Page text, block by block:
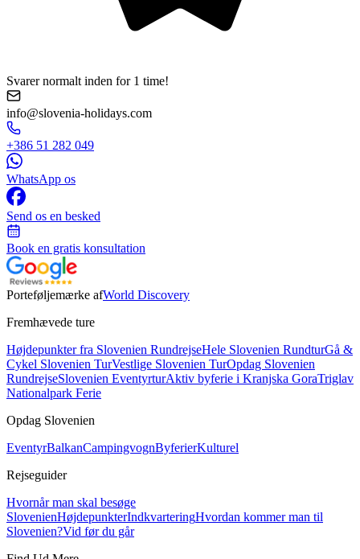
Svarer normalt inden for 1 time!
info@slovenia-holidays.com
+386 51 282 049
WhatsApp os
Send os en besked
Book en gratis konsultation
Porteføljemærke afWorld Discovery
Fremhævede ture
Højdepunkter fra Slovenien RundrejseHele Slovenien RundturGå &
Cykel Slovenien TurVestlige Slovenien TurOpdag Slovenien
RundrejseSlovenien EventyrturAktiv byferie i Kranjska GoraTriglav
Nationalpark Ferie
Opdag Slovenien
EventyrBalkanCampingvognByferierKulturel
Rejseguider
Hvornår man skal besøge
SlovenienHøjdepunkterIndkvarteringHvordan kommer man til
Slovenien?Vid før du går